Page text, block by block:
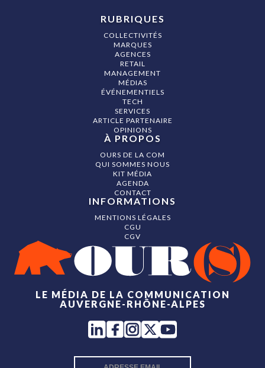
LE MÉDIA DE LA COMMUNICATION
AUVERGNE-RHÔNE-ALPES
RUBRIQUES
COLLECTIVITÉS
MARQUES
AGENCES
RETAIL
MANAGEMENT
MÉDIAS
ÉVÉNEMENTIELS
TECH
SERVICES
ARTICLE PARTENAIRE
OPINIONS
À PROPOS
OURS DE LA COM
QUI SOMMES NOUS
KIT MÉDIA
AGENDA
CONTACT
INFORMATIONS
MENTIONS LÉGALES
CGU
CGV